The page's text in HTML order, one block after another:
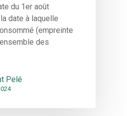
du 1er août
date à laquelle
(empreinte
des
Pelé